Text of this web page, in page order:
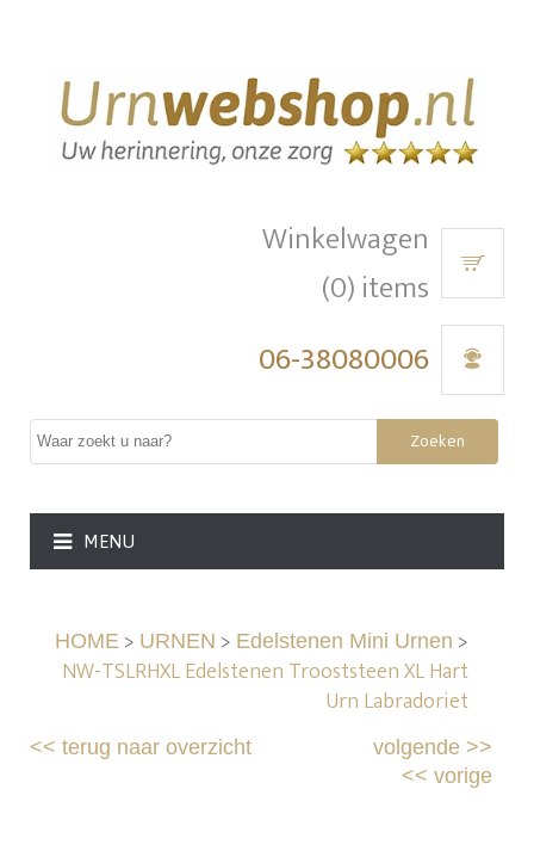
Winkelwagen
(0) items
06-38080006
Zoeken
MENU
HOME> URNEN > Edelstenen Mini Urnen >
NW-TSLRHXL Edelstenen Trooststeen XL Hart
Urn Labradoriet
<<terug naar overzicht volgende>>
<< vorige